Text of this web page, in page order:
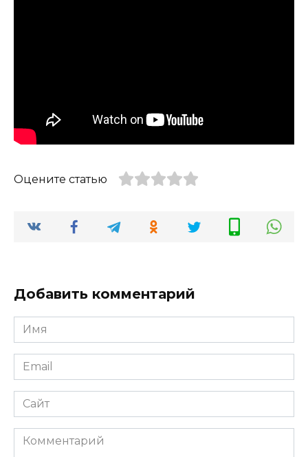
Оцените статью
Добавить комментарий
Имя
Email
Сайт
Комментарий